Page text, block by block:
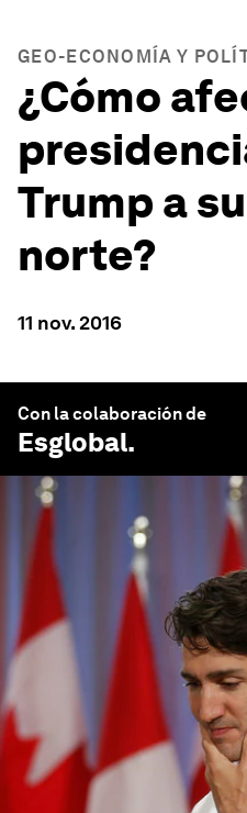
GEO-ECONOMÍA Y
¿Cómo
Trump a
norte?
11 nov. 2016
Con la colaboración de
Esglobal.